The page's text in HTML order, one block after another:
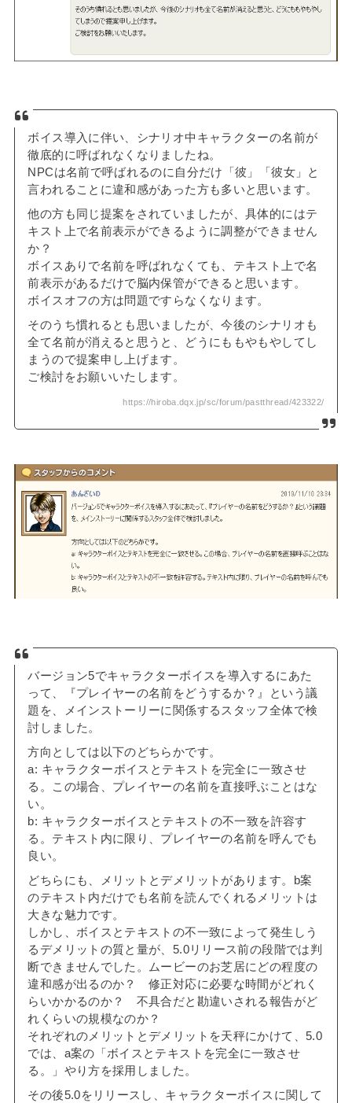
ボイス導入に伴い、シナリオ中キャラクターの名前が
徹底的に呼ばれなくなりましたね。
NPCは名前で呼ばれるのに自分だけ「彼」「彼女」と
言われることに違和感があった方も多いと思います。
他の方も同じ提案をされていましたが、具体的にはテ
キスト上で名前表示ができるように調整ができません
か？
ボイスありで名前を呼ばれなくても、テキスト上で名
前表示があるだけで脳内保管ができると思います。
ボイスオフの方は問題ですらなくなります。
そのうち慣れるとも思いましたが、今後のシナリオも
全て名前が消えると思うと、どうにももやもやしてし
まうので提案申し上げます。
ご検討をお願いいたします。
https://hiroba.dqx.jp/sc/forum/pastthread/423322/
バージョン5でキャラクターボイスを導入するにあた
って、『プレイヤーの名前をどうするか？』という議
題を、メインストーリーに関係するスタッフ全体で検
討しました。
方向としては以下のどちらかです。
a: キャラクターボイスとテキストを完全に一致させ
る。この場合、プレイヤーの名前を直接呼ぶことはな
い。
b: キャラクターボイスとテキストの不一致を許容す
る。テキスト内に限り、プレイヤーの名前を呼んでも
良い。
どちらにも、メリットとデメリットがあります。b案
のテキスト内だけでも名前を読んでくれるメリットは
大きな魅力です。
しかし、ボイスとテキストの不一致によって発生しう
るデメリットの質と量が、5.0リリース前の段階では判
断できませんでした。ムービーのお芝居にどの程度の
違和感が出るのか？ 修正対応に必要な時間がどれく
らいかかるのか？ 不具合だと勘違いされる報告がど
れくらいの規模なのか？
それぞれのメリットとデメリットを天秤にかけて、5.0
では、a案の「ボイスとテキストを完全に一致させ
る。」やり方を採用しました。
その後5.0をリリースし、キャラクターボイスに関して